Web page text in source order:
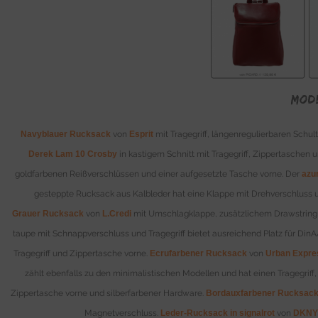
Navyblauer Rucksack von Esprit mit Tragegriff, längenregulierbaren
Derek Lam 10 Crosby in kastigem Schnitt mit Tragegriff, Zippertaschen
goldfarbenen Reißverschlüssen und einer aufgesetzte Tasche vorne. Der
gesteppte Rucksack aus Kalbleder hat eine Klappe mit
Grauer Rucksack von L.Credi mit Umschlagklappe, zusätzlichem
taupe mit Schnappverschluss und Tragegriff bietet ausreichend Platz für
Tragegriff und Zippertasche vorne. Ecrufarbener Rucksack von Urban
zählt ebenfalls zu den minimalistischen Modellen und hat einen
Zippertasche vorne und silberfarbener Hardware. Bordauxfarbener Rucksack
Magnetverschluss.
Leder-Rucksack in signalrotvon DKNY